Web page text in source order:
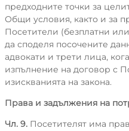
предходните точки за
Общи условия, както и за
Посетители (безплатни
да споделя посочените
адвокати и трети лица,
изпълнение на договор с
изискванията на закона.
Права и задължения на
Чл. 9. Посетителят има